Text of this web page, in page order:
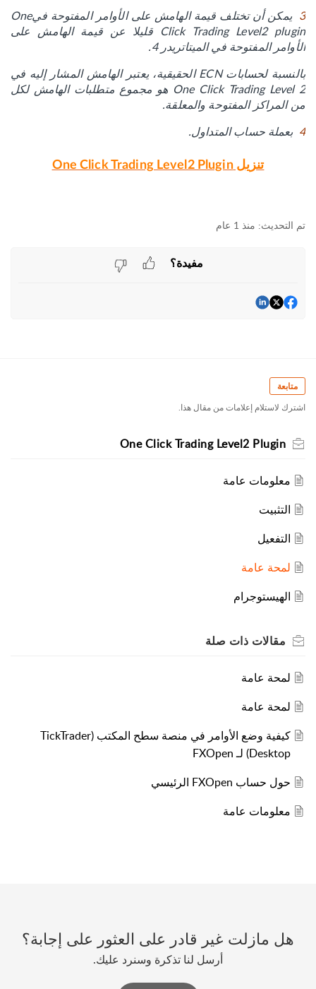
3
يمكن أن تختلف قيمة الهامش على الأوامر المفتوحة فيOne
Click Trading Level2 plugin قليلا عن قيمة الهامش على
الأوامر المفتوحة في الميتاتريدر 4.
بالنسبة لحسابات ECN الحقيقية، يعتبر الهامش المشار إليه في
One Click Trading Level 2 هو مجموع متطلبات الهامش لكل
من المراكز المفتوحة والمعلقة.
4 بعملة حساب المتداول.
تنزيل One Click Trading Level2 Plugin
منذ 1 عام
مفيدة؟
متابعة
اشترك لاستلام إعلامات من مقال هذا.
One Click Trading Level2 Plugin
معلومات عامة
التثبيت
التفعيل
لمحة عامة
الهيستوجرام
مقالات ذات صلة
لمحة عامة
لمحة عامة
كيفية وضع الأوامر في منصة سطح المكتب (TickTrader
Desktop) لـ FXOpen
حول حساب FXOpen الرئيسي
معلومات عامة
هل مازلت غير قادر على العثور على إجابة؟
أرسل لنا تذكرة وسنرد عليك.